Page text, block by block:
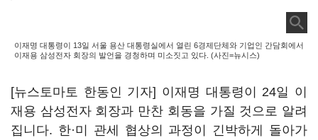
이재명 대통령이 13일 서울 용산 대통령실에서 열린 6경제단체와 기업인 간담회에서
이재용 삼성전자 회장의 발언을 경청하며 미소짓고 있다. (사진=뉴시스)
[뉴스토마토 한동인 기자] 이재명 대통령이 24일 이
재용 삼성전자 회장과 만찬 회동을 가질 것으로 알려
집니다. 한·미 관세 협상의 과정이 긴박하게 돌아가